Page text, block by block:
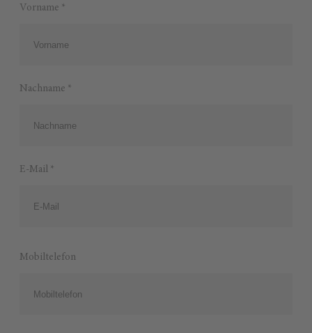
Vorname *
Nachname *
E-Mail *
Mobiltelefon